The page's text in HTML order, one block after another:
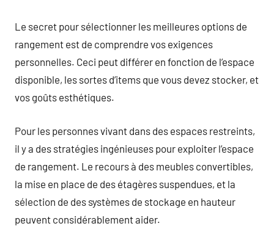
Le secret pour sélectionner les meilleures options de
rangement est de comprendre vos exigences
personnelles. Ceci peut différer en fonction de l’espace
disponible, les sortes d’items que vous devez stocker, et
vos goûts esthétiques.
Pour les personnes vivant dans des espaces restreints,
il y a des stratégies ingénieuses pour exploiter l’espace
de rangement. Le recours à des meubles convertibles,
la mise en place de des étagères suspendues, et la
sélection de des systèmes de stockage en hauteur
peuvent considérablement aider.